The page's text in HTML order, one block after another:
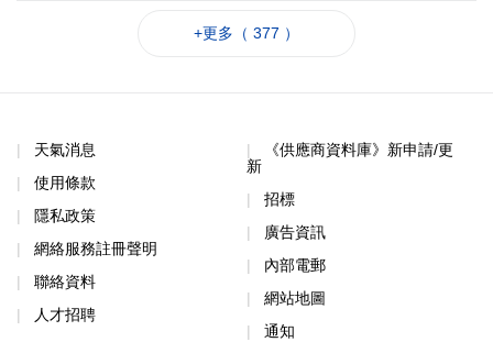
+更多（ 377 ）
天氣消息
使用條款
隱私政策
網絡服務註冊聲明
聯絡資料
人才招聘
《供應商資料庫》新申請/更
新
招標
廣告資訊
內部電郵
網站地圖
通知